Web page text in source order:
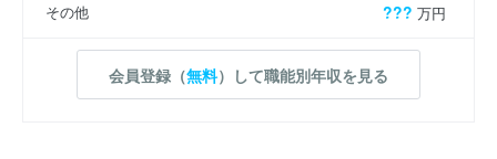
その他 ??? 万円
会員登録（無料）して職能別年収を見る